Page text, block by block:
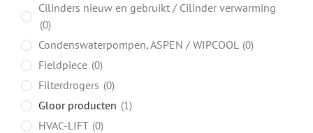
Cilinders nieuw en gebruikt / Cilinder verwarming
0
Condenswaterpompen, ASPEN / WIPCOOL 0
Fieldpiece 0
Filterdrogers 0
Gloor producten 1
HVAC-LIFT 0